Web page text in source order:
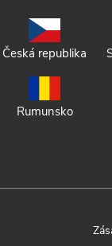
Česká republika
Rumunsko